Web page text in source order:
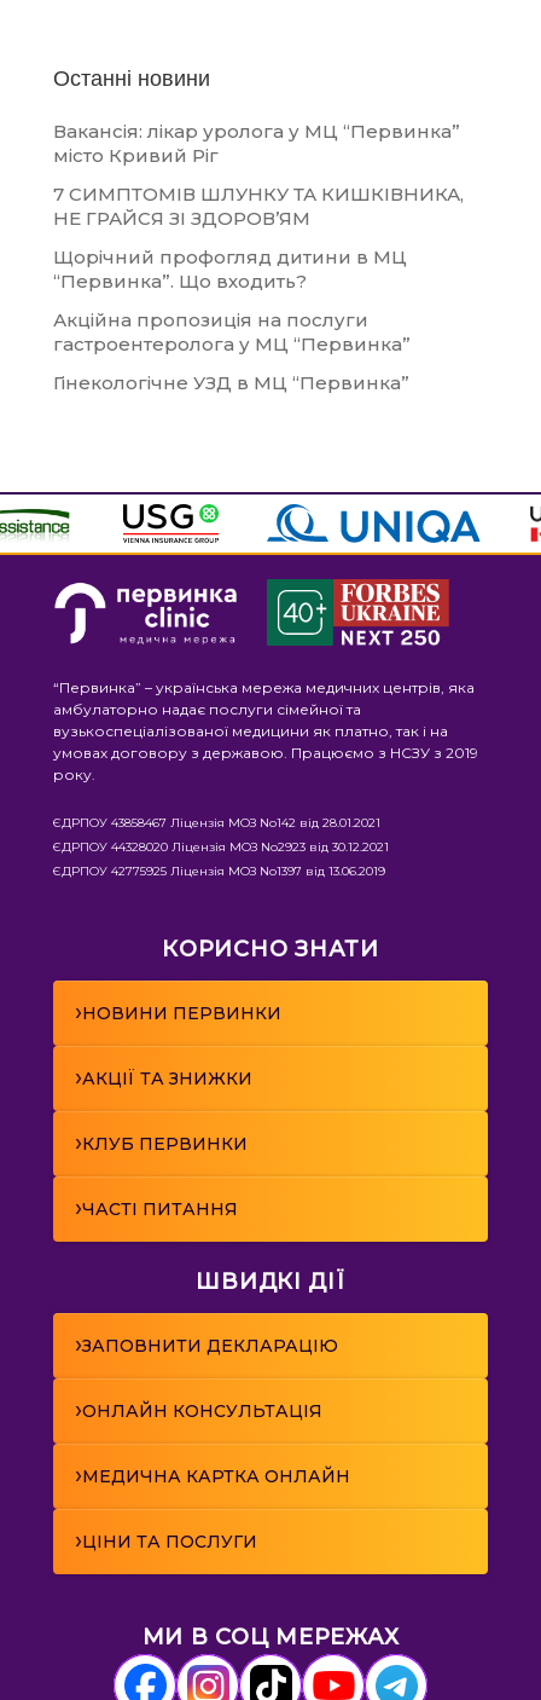
Останні новини
Вакансія: лікар уролога у МЦ “Первинка”
місто Кривий Ріг
7 СИМПТОМІВ ШЛУНКУ ТА КИШКІВНИКА,
НЕ ГРАЙСЯ ЗІ ЗДОРОВ’ЯМ
Щорічний профогляд дитини в МЦ
“Первинка”. Що входить?
Акційна пропозиція на послуги
гастроентеролога у МЦ “Первинка”
Гінекологічне УЗД в МЦ “Первинка”
“Первинка” – українська мережа медичних центрів, яка
амбулаторно надає послуги сімейної та
вузькоспеціалізованої медицини як платно, так і на
умовах договору з державою. Працюємо з НСЗУ з 2019
року.
ЄДРПОУ 43858467 Ліцензія МОЗ No142 від 28.01.2021
ЄДРПОУ 44328020 Ліцензія МОЗ No2923 від 30.12.2021
ЄДРПОУ 42775925 Ліцензія МОЗ No1397 від 13.06.2019
КОРИСНО ЗНАТИ
›НОВИНИ ПЕРВИНКИ
›АКЦІЇ ТА ЗНИЖКИ
›КЛУБ ПЕРВИНКИ
›ЧАСТІ ПИТАННЯ
ШВИДКІ ДІЇ
›ЗАПОВНИТИ ДЕКЛАРАЦІЮ
›ОНЛАЙН КОНСУЛЬТАЦІЯ
›МЕДИЧНА КАРТКА ОНЛАЙН
›ЦІНИ ТА ПОСЛУГИ
МИ В СОЦ МЕРЕЖАХ